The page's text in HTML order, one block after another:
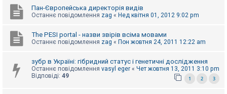
н
т
м
Пан-Європейська директорія видів
Останнє повідомлення zag « Нед квітня 01, 2012 9:02 pm
The PESI portal - назви звірів всіма мовами
Останнє повідомлення zag « Пон жовтня 24, 2011 12:22 am
зубр в Україні: гібридний статус і генетичні дослідження
Останнє повідомлення vasyl eger « Чет жовтня 13, 2011 3:10 pm
Відповіді: 49 1 2 3